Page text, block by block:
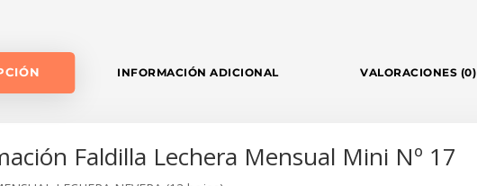
INFORMACIÓN ADICIONAL VALORACIONES (0)
Faldilla Lechera Mensual Mini Nº 17